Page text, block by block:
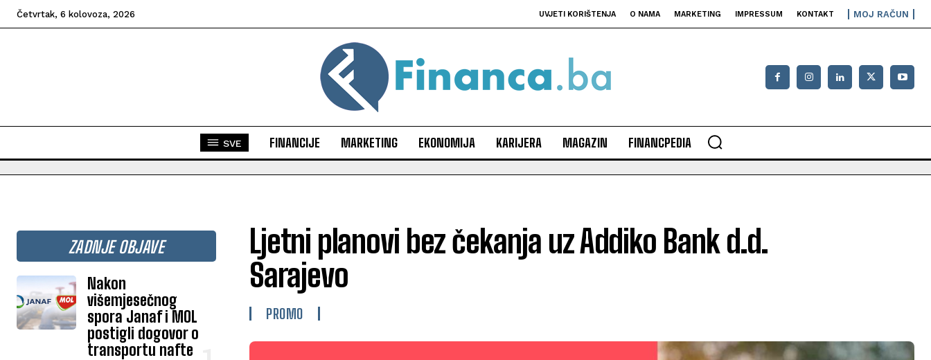
Četvrtak, 6 kolovoza, 2026 UVJETI KORIŠTENJA O NAMA MARKETING IMPRESSUM KONTAKT MOJ RAČUN
SVE FINANCIJE MARKETING EKONOMIJA KARIJERA MAGAZIN FINANCPEDIA
ZADNJE OBJAVE
Nakon
višemjesečnog
spora Janaf i MOL
postigli dogovor o
transportu nafte
Ljetni planovi bez čekanja uz Addiko Bank d.d.
Sarajevo
PROMO